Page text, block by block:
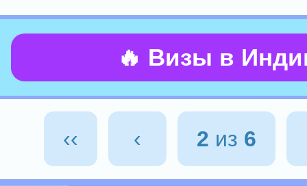
🔥 Визы в
‹‹ ‹ 2 из 6